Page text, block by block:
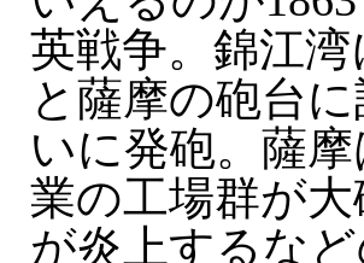
英戦争。錦江
と薩摩の砲台
いに発砲。薩
業の工場群が
が炎上するな